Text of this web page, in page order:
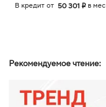
В кредит от 50 301 i в мес
Рекомендуемое чтение: